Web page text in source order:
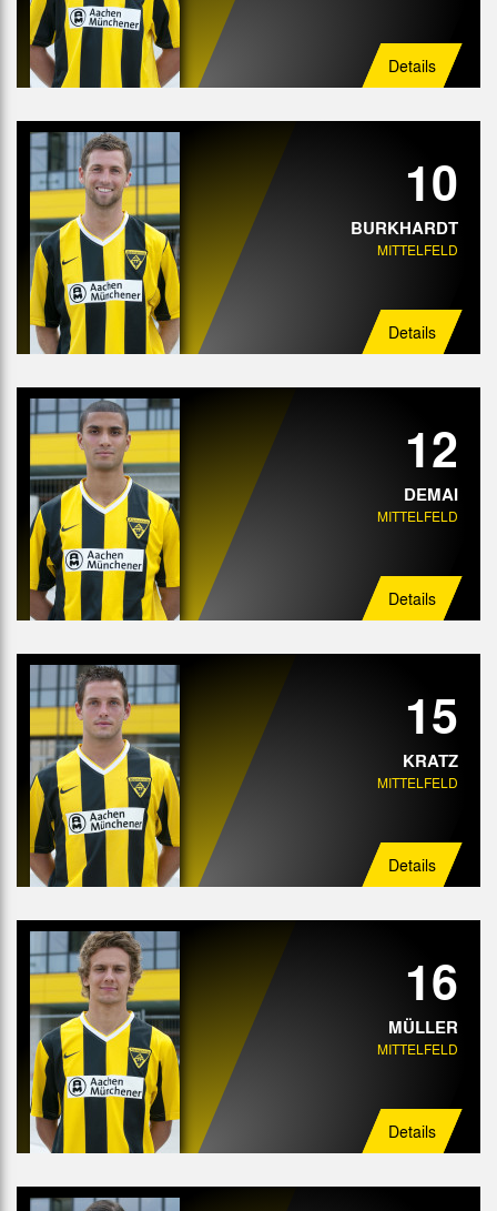
Details
10
BURKHARDT
MITTELFELD
Details
12
DEMAI
MITTELFELD
Details
15
KRATZ
MITTELFELD
Details
16
MÜLLER
MITTELFELD
Details